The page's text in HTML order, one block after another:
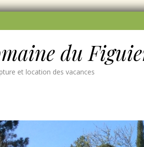
du
et location des vacances